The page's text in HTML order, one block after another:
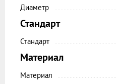
Диаметр
Стандарт
Стандарт
Материал
Материал